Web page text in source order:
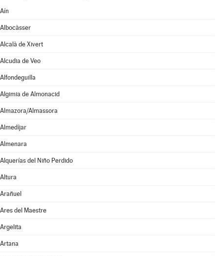
Aín
Albocàsser
Alcalà de Xivert
Alcudia de Veo
Alfondeguilla
Algimia de Almonacid
Almazora/Almassora
Almedíjar
Almenara
Alquerías del Niño Perdido
Altura
Arañuel
Ares del Maestre
Argelita
Artana